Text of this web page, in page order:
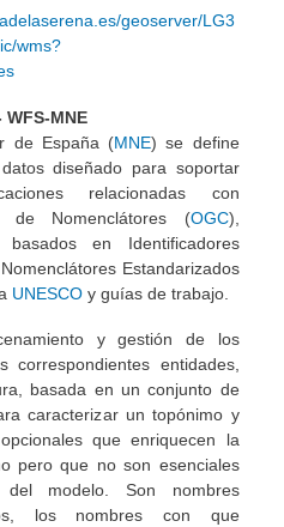
geoserver/LG3
wms?
MNE
de España (MNE) se define
diseñado para soportar
relacionadas con
de Nomenclátores (OGC),
en Identificadores
Estandarizados
UNESCO y guías de trabajo.
y gestión de los
correspondientes entidades,
basada en un conjunto de
caracterizar un topónimo y
que enriquecen la
pero que no son esenciales
del modelo. Son nombres
los nombres con que